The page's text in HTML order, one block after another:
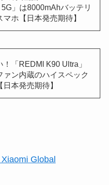
」は8000mAhバッテリ
マホ【日本発売期待】
！「REDMI K90 Ultra」
ァン内蔵のハイスペック
日本発売期待】
Global